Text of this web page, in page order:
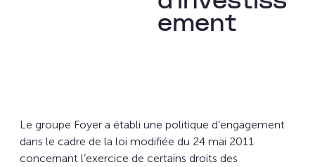
ement
Le groupe Foyer a établi une politique d’engagement
dans le cadre de la loi modifiée du 24 mai 2011
concernant l’exercice de certains droits des